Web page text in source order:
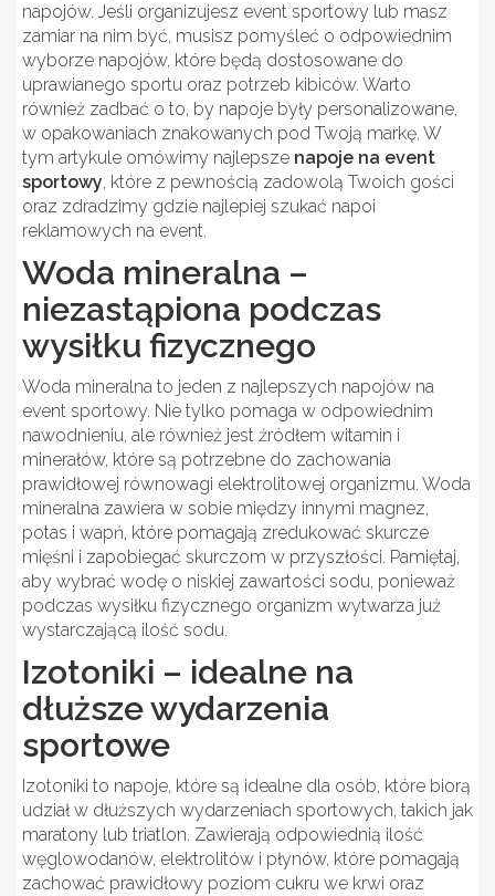
napojów. Jeśli organizujesz event sportowy lub masz
zamiar na nim być, musisz pomyśleć o odpowiednim
wyborze napojów, które będą dostosowane do
uprawianego sportu oraz potrzeb kibiców. Warto
również zadbać o to, by napoje były personalizowane,
w opakowaniach znakowanych pod Twoją markę. W
tym artykule omówimy najlepsze napoje na event
sportowy, które z pewnością zadowolą Twoich gości
oraz zdradzimy gdzie najlepiej szukać napoi
reklamowych na event.
Woda mineralna –
niezastąpiona podczas
wysiłku fizycznego
Woda mineralna to jeden z najlepszych napojów na
event sportowy. Nie tylko pomaga w odpowiednim
nawodnieniu, ale również jest źródłem witamin i
minerałów, które są potrzebne do zachowania
prawidłowej równowagi elektrolitowej organizmu. Woda
mineralna zawiera w sobie między innymi magnez,
potas i wapń, które pomagają zredukować skurcze
mięśni i zapobiegać skurczom w przyszłości. Pamiętaj,
aby wybrać wodę o niskiej zawartości sodu, ponieważ
podczas wysiłku fizycznego organizm wytwarza już
wystarczającą ilość sodu.
Izotoniki – idealne na
dłuższe wydarzenia
sportowe
Izotoniki to napoje, które są idealne dla osób, które biorą
udział w dłuższych wydarzeniach sportowych, takich jak
maratony lub triatlon. Zawierają odpowiednią ilość
węglowodanów, elektrolitów i płynów, które pomagają
zachować prawidłowy poziom cukru we krwi oraz